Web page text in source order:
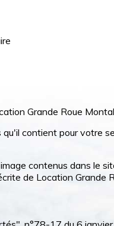
Grande Roue
contient pour votre
contenus dans le
de Location Grande